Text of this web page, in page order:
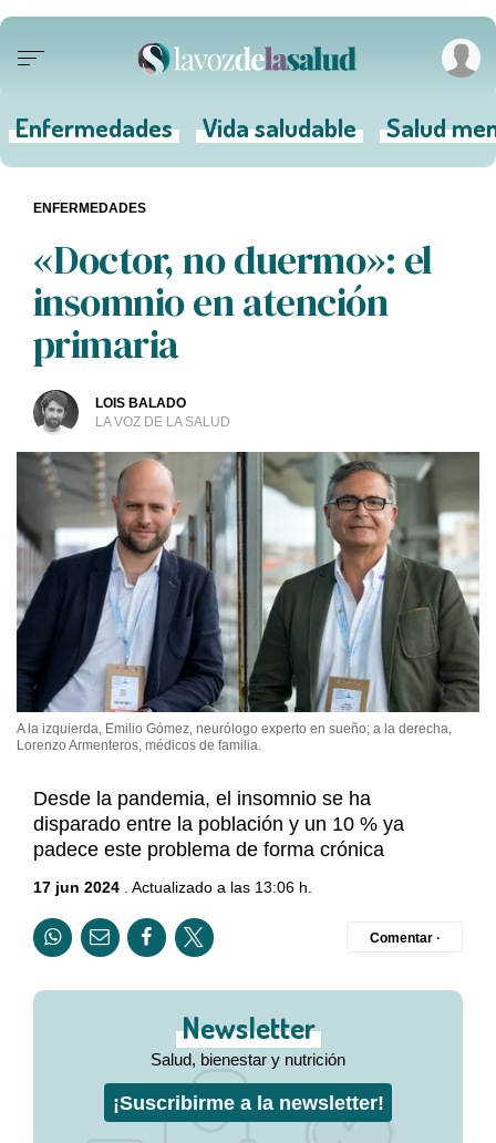
Enfermedades Vida saludable Salud
«Doctor, no duermo»: el
insomnio en atención
primaria
LOIS BALADO
LA VOZ DE LA SALUD
ENFERMEDADES
A la izquierda, Emilio Gómez, neurólogo experto en sueño; a la derecha,
Lorenzo Armenteros, médicos de familia.
Desde la pandemia, el insomnio se ha
disparado entre la población y un 10 % ya
padece este problema de forma crónica
17 jun 2024 . Actualizado a las 13:06 h.
Comentar ·
Newsletter
Salud, bienestar y nutrición
¡Suscribirme a la newsletter!